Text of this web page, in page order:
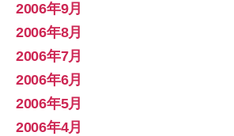
2006年9月
2006年8月
2006年7月
2006年6月
2006年5月
2006年4月